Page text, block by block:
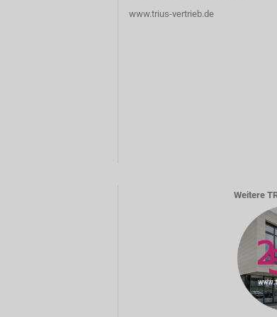
www.trius-vertrieb.de
Weitere